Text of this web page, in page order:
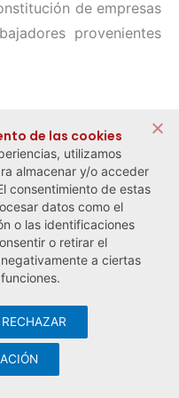
de empresas
provenientes
siguiente →
Social y del Trabajo
privacidad
Visualco
de las cookies
utilizamos
almacenar y/o acceder
consentimiento de estas
datos como el
o las identificaciones
o retirar el
a ciertas
RECHAZAR